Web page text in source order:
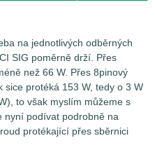
na jednotlivých
na jednotlivých odběrných
SIG poměrně drží. Přes
než 66 W. Přes 8pinový
protéká 153 W, tedy o 3 W
to však myslím můžeme s
nyní podívat podrobně na
protékající přes sběrnici